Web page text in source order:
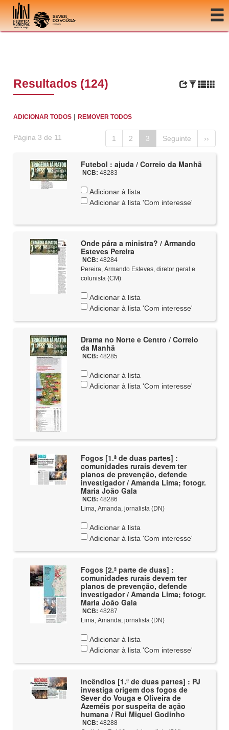
Ir para o conteúdo
Resultados (124)
ADICIONAR TODOS |REMOVER TODOS
Página 3 de 11 1 2 3 Seguinte ››
Futebol : ajuda / Correio da Manhã
NCB: 48283
Adicionar à lista
Adicionar à lista 'Com interesse'
Onde pára a ministra? / Armando
Esteves Pereira
NCB: 48284
Pereira, Armando Esteves, diretor geral e
colunista (CM)
Adicionar à lista
Adicionar à lista 'Com interesse'
Drama no Norte e Centro / Correio
da Manhã
NCB: 48285
Adicionar à lista
Adicionar à lista 'Com interesse'
Fogos [1.ª de duas partes] :
comunidades rurais devem ter
planos de prevenção, defende
investigador / Amanda Lima; fotogr.
Maria João Gala
NCB: 48286
Lima, Amanda, jornalista (DN)
Adicionar à lista
Adicionar à lista 'Com interesse'
Fogos [2.ª parte de duas] :
comunidades rurais devem ter
planos de prevenção, defende
investigador / Amanda Lima; fotogr.
Maria João Gala
NCB: 48287
Lima, Amanda, jornalista (DN)
Adicionar à lista
Adicionar à lista 'Com interesse'
Incêndios [1.ª de duas partes] : PJ
investiga origem dos fogos de
Sever do Vouga e Oliveira de
Azeméis por suspeita de ação
humana / Rui Miguel Godinho
NCB: 48288